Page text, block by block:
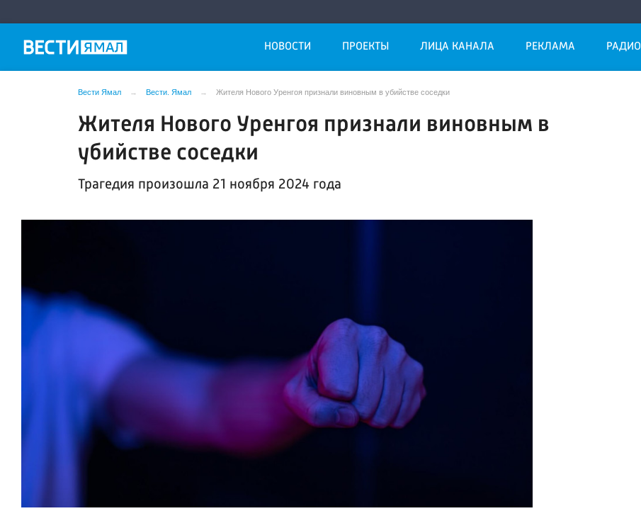
НОВОСТИ ПРОЕКТЫ ЛИЦА КАНАЛА РЕКЛАМА РАДИО
Вести Ямал Вести. Ямал Жителя Нового Уренгоя признали виновным в убийстве соседки
Жителя Нового Уренгоя признали виновным в
убийстве соседки
Трагедия произошла 21 ноября 2024 года